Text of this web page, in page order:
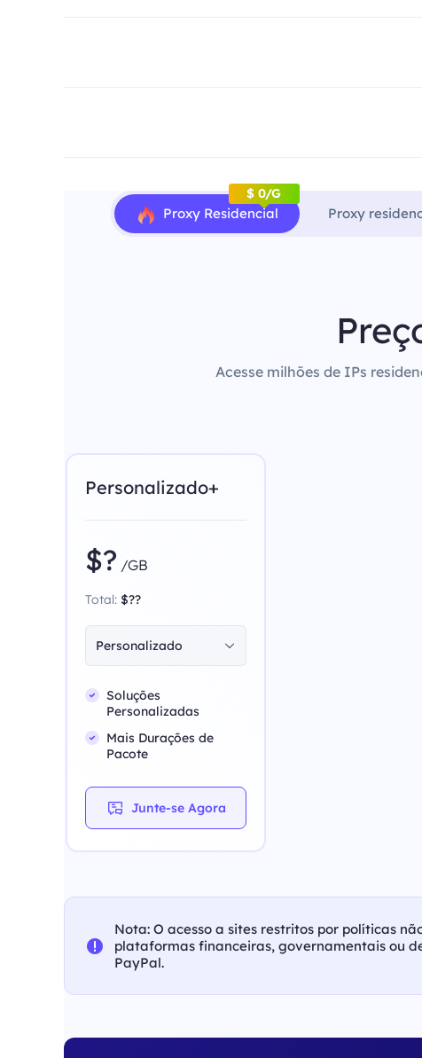
Proxy Residencial
$ 0/G
Proxy
Acesse milhões de IPs
Personalizado+
$? /GB
Total: $??
Personalizado
Soluções
Personalizadas
Mais Durações de
Pacote
Junte-se Agora
Nota: O acesso a sites restritos por políticas
plataformas financeiras, governamentais ou
PayPal.